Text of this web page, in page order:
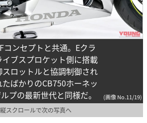
コンセプトと共通。Eクラ
ブスプロケット側に搭載
ロットルと協調制御され
ばかりのCB750ホーネッ
プの最新世代と同様だ。
(画像 No.11/19)
縦スクロールで次の写真へ